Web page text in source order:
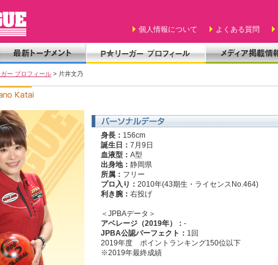
個人情報について よくある質問
ー プロフィール > 片井文乃